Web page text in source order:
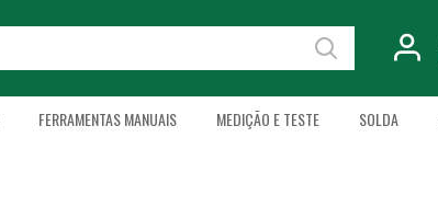
FERRAMENTAS MANUAIS MEDIÇÃO E TESTE SOLDA